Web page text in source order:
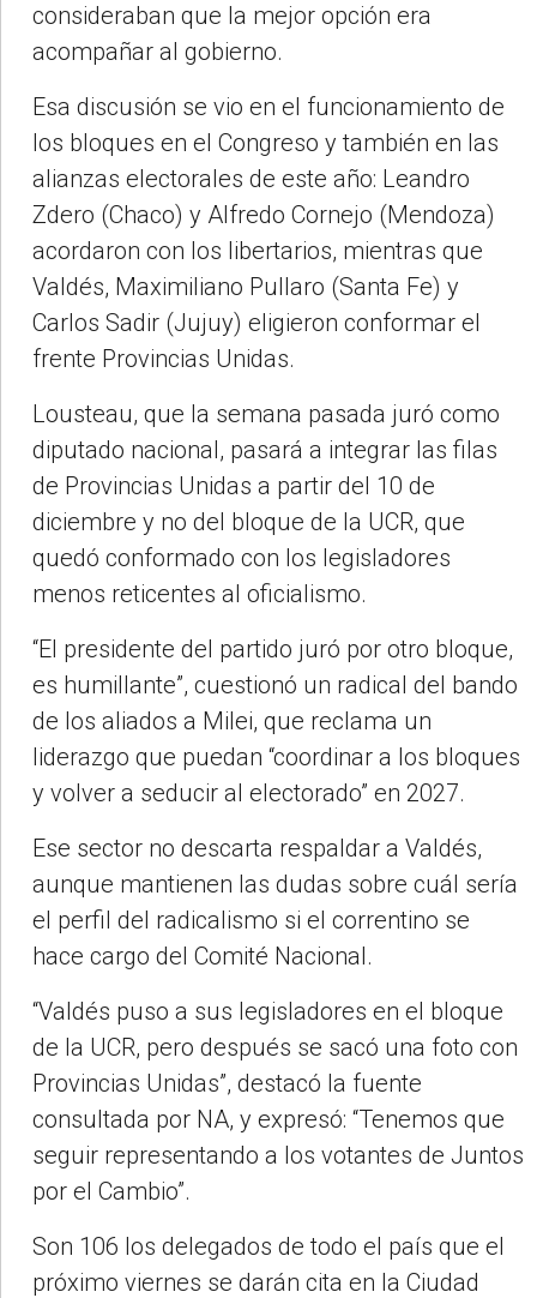
consideraban que la mejor opción era
acompañar al gobierno.
Esa discusión se vio en el funcionamiento de
los bloques en el Congreso y también en las
alianzas electorales de este año: Leandro
Zdero (Chaco) y Alfredo Cornejo (Mendoza)
acordaron con los libertarios, mientras que
Valdés, Maximiliano Pullaro (Santa Fe) y
Carlos Sadir (Jujuy) eligieron conformar el
frente Provincias Unidas.
Lousteau, que la semana pasada juró como
diputado nacional, pasará a integrar las filas
de Provincias Unidas a partir del 10 de
diciembre y no del bloque de la UCR, que
quedó conformado con los legisladores
menos reticentes al oficialismo.
“El presidente del partido juró por otro bloque,
es humillante”, cuestionó un radical del bando
de los aliados a Milei, que reclama un
liderazgo que puedan “coordinar a los bloques
y volver a seducir al electorado” en 2027.
Ese sector no descarta respaldar a Valdés,
aunque mantienen las dudas sobre cuál sería
el perfil del radicalismo si el correntino se
hace cargo del Comité Nacional.
“Valdés puso a sus legisladores en el bloque
de la UCR, pero después se sacó una foto con
Provincias Unidas”, destacó la fuente
consultada por NA, y expresó: “Tenemos que
seguir representando a los votantes de Juntos
por el Cambio”.
Son 106 los delegados de todo el país que el
próximo viernes se darán cita en la Ciudad